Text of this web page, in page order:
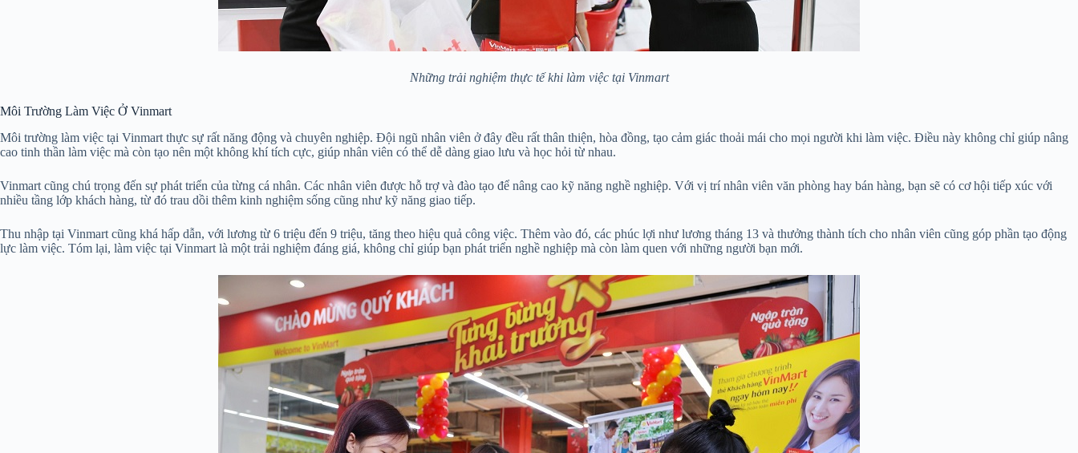
Những trải nghiệm thực tế khi làm việc tại Vinmart
Môi Trường Làm Việc Ở Vinmart
Môi trường làm việc tại Vinmart thực sự rất năng động và chuyên nghiệp. Đội ngũ nhân viên ở đây đều rất thân thiện, hòa đồng, tạo cảm giác thoải mái cho mọi người khi làm việc. Điều này không chỉ giúp nâng
cao tinh thần làm việc mà còn tạo nên một không khí tích cực, giúp nhân viên có thể dễ dàng giao lưu và học hỏi từ nhau.
Vinmart cũng chú trọng đến sự phát triển của từng cá nhân. Các nhân viên được hỗ trợ và đào tạo để nâng cao kỹ năng nghề nghiệp. Với vị trí nhân viên văn phòng hay bán hàng, bạn sẽ có cơ hội tiếp xúc với
nhiều tầng lớp khách hàng, từ đó trau dồi thêm kinh nghiệm sống cũng như kỹ năng giao tiếp.
Thu nhập tại Vinmart cũng khá hấp dẫn, với lương từ 6 triệu đến 9 triệu, tăng theo hiệu quả công việc. Thêm vào đó, các phúc lợi như lương tháng 13 và thưởng thành tích cho nhân viên cũng góp phần tạo động
lực làm việc. Tóm lại, làm việc tại Vinmart là một trải nghiệm đáng giá, không chỉ giúp bạn phát triển nghề nghiệp mà còn làm quen với những người bạn mới.